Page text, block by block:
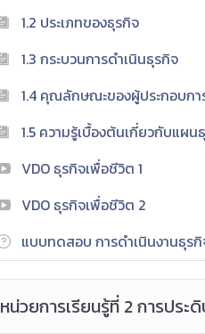
1.2 ประเภทของธุรกิจ
1.3 กระบวนการดำเนินธุรกิจ
1.4 คุณลักษณะของผู้ประกอบก
1.5 ความรู้เบื้องต้นเกี่ยวกับแผ
VDO ธุรกิจเพื่อชีวิต 1
VDO ธุรกิจเพื่อชีวิต 2
แบบทดสอบ การดำเนินงานธุร
หน่วยการเรียนรู้ที่ 2 การประ